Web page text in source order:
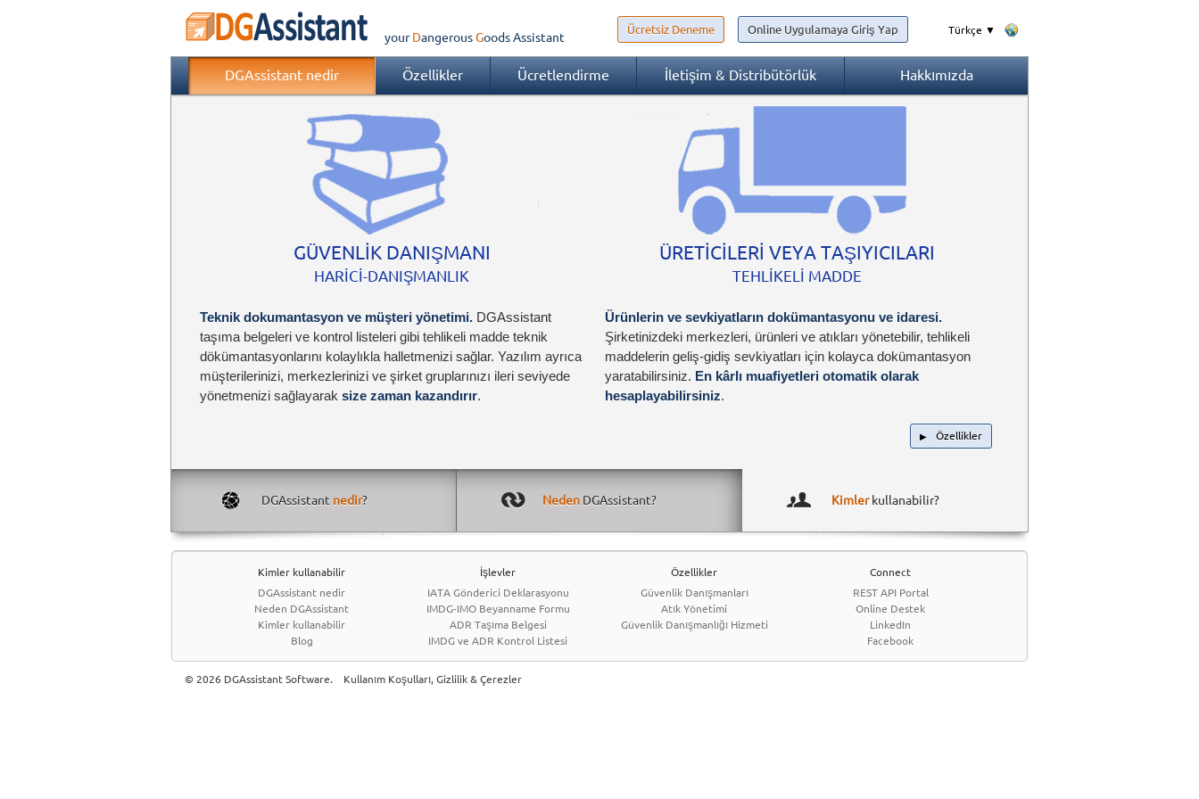
your Dangerous GoodsAssistant
Türkçe ▼
Ücretsiz Deneme Online Uygulamaya Giriş Yap
DGAssistant nedir Özellikler Ücretlendirme İletişim & Distribütörlük Hakkımızda
GÜVENLİK DANIŞMANI
HARİCİ-DANIŞMANLIK
Teknik dokumantasyon ve müşteri yönetimi. DGAssistant
taşıma belgeleri ve kontrol listeleri gibi tehlikeli madde teknik
dökümantasyonlarını kolaylıkla halletmenizi sağlar. Yazılım ayrıca
müşterilerinizi, merkezlerinizi ve şirket gruplarınızı ileri seviyede
yönetmenizi sağlayarak size zaman kazandırır.
ÜRETİCİLERİ VEYA TAŞIYICILARI
TEHLİKELİ MADDE
Ürünlerin ve sevkiyatların dokümantasyonu ve idaresi.
Şirketinizdeki merkezleri, ürünleri ve atıkları yönetebilir, tehlikeli
maddelerin geliş-gidiş sevkiyatları için kolayca dokümantasyon
yaratabilirsiniz. En kârlı muafiyetleri otomatik olarak
hesaplayabilirsiniz.
▶ Özellikler
DGAssistant nedir? Neden DGAssistant? Kimlerkullanabilir?
Kimler kullanabilir
DGAssistant nedir
Neden DGAssistant
Kimler kullanabilir
Blog
İşlevler
IATA Gönderici Deklarasyonu
IMDG-IMO Beyanname Formu
ADR Taşıma Belgesi
IMDG ve ADR Kontrol Listesi
Özellikler
Güvenlik Danışmanları
Atık Yönetimi
Güvenlik Danışmanlığı Hizmeti
Connect
REST API Portal
Online Destek
LinkedIn
Facebook
© 2026 DGAssistant Software. Kullanım Koşulları, Gizlilik & Çerezler